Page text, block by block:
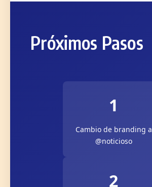
Próximos Pasos
1
Cambio de branding a
@noticioso
2